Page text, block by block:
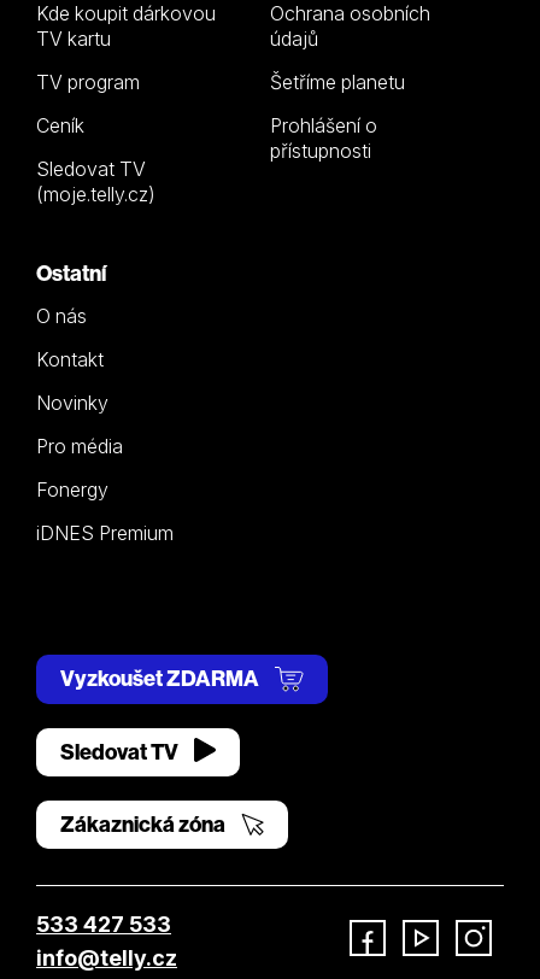
Kde koupit dárkovou
TV kartu
TV program
Ceník
Sledovat TV
(moje.telly.cz)
Ochrana osobních
údajů
Šetříme planetu
Prohlášení o
přístupnosti
Ostatní
O nás
Kontakt
Novinky
Pro média
Fonergy
iDNES Premium
Vyzkoušet ZDARMA
Sledovat TV
Zákaznická zóna
533 427 533
info@telly.cz